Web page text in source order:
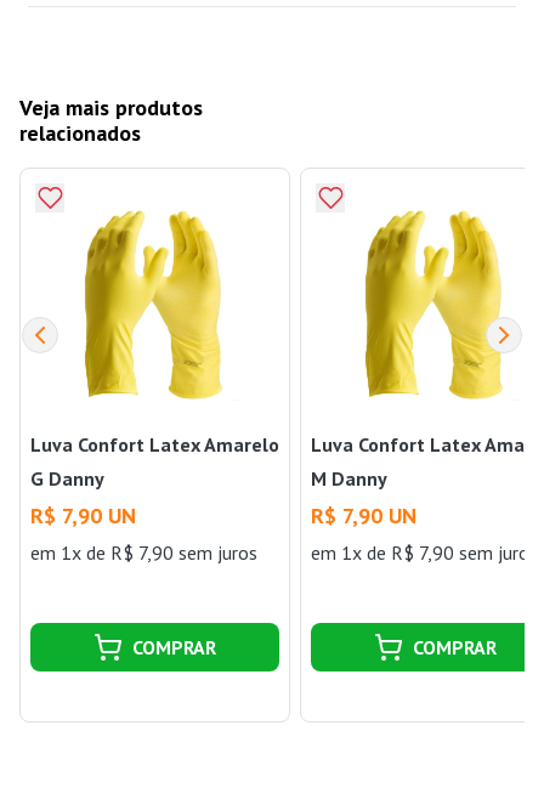
Veja mais produtos
relacionados
Luva Confort Latex Amarelo
G Danny
R$ 7,90 UN
em 1x de R$ 7,90 sem juros
COMPRAR
Luva Confort Latex
M Danny
R$ 7,90 UN
em 1x de R$ 7,90 sem juros
COMPRAR